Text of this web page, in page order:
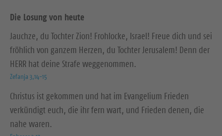
Die Losung von heute
Jauchze, du Tochter Zion! Frohlocke, Israel! Freue dich und sei
fröhlich von ganzem Herzen, du Tochter Jerusalem! Denn der
HERR hat deine Strafe weggenommen.
Zefanja 3,14-15
Christus ist gekommen und hat im Evangelium Frieden
verkündigt euch, die ihr fern wart, und Frieden denen, die
nahe waren.